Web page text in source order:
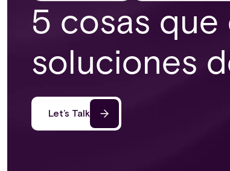
5 cosas
soluciones
Let’s Talk